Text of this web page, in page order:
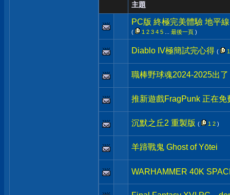
主題
PC版 終極完美體驗 地平
( 1 2 3 4 5 最後一頁 )
Diablo IV極簡試完心得 ( 1
職棒野球魂2024-2025出了
推新遊戲FragPunk 正在免
沉默之丘2 重製版 ( 1 2 )
羊蹄戰鬼 Ghost of Yōtei
WARHAMMER 40K